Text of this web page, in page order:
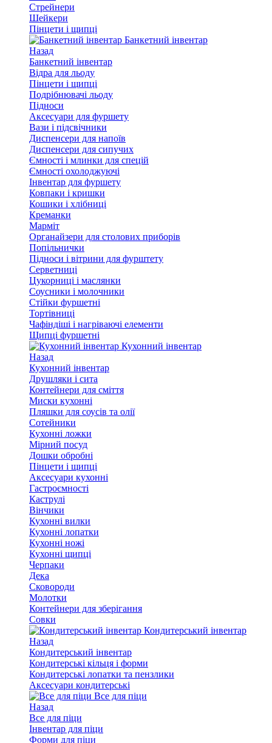
Стрейнери
Шейкери
Пінцети і щипці
Банкетний інвентар
Назад
Банкетний інвентар
Відра для льоду
Пінцети і щипці
Подрібнювачі льоду
Підноси
Аксесуари для фуршету
Вази і підсвічники
Диспенсери для напоїв
Диспенсери для сипучих
Ємності і млинки для спецій
Ємності охолоджуючі
Інвентар для фуршету
Ковпаки і кришки
Кошики і хлібниці
Креманки
Марміт
Органайзери для столових приборів
Попільнички
Підноси і вітрини для фурштету
Серветниці
Цукорниці і маслянки
Соусники і молочники
Стійки фуршетні
Тортівниці
Чафіндіші і нагріваючі елементи
Щипці фуршетні
Кухонний інвентар
Назад
Кухонний інвентар
Друшляки і сита
Контейнери для сміття
Миски кухонні
Пляшки для соусів та олії
Сотейники
Кухонні ложки
Мірний посуд
Дошки обробні
Пінцети і щипці
Аксесуари кухонні
Гастроємності
Каструлі
Вінчики
Кухонні вилки
Кухонні лопатки
Кухонні ножі
Кухонні щипці
Черпаки
Дека
Сковороди
Молотки
Контейнери для зберігання
Совки
Кондитерський інвентар
Назад
Кондитерський інвентар
Кондитерські кільця і форми
Кондитерські лопатки та пензлики
Аксесуари кондитерські
Все для піци
Назад
Все для піци
Інвентар для піци
Форми для піци